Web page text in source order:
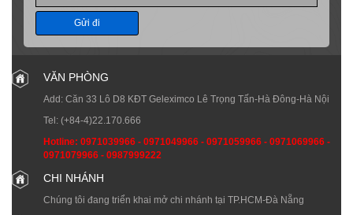
Gửi đi
VĂN PHÒNG
Add: Căn 33 Lô D8 KĐT Geleximco Lê Trọng Tấn-Hà Đông-Hà Nội
Tel: (+84-4)22.170.666
Hotline: 0971039966 - 0971049966 - 0971059966 - 0971069966 -
0971079966 - 0987999222
CHI NHÁNH
Chúng tôi đang triển khai mở chi nhánh tại TP.HCM-Đà Nẵng